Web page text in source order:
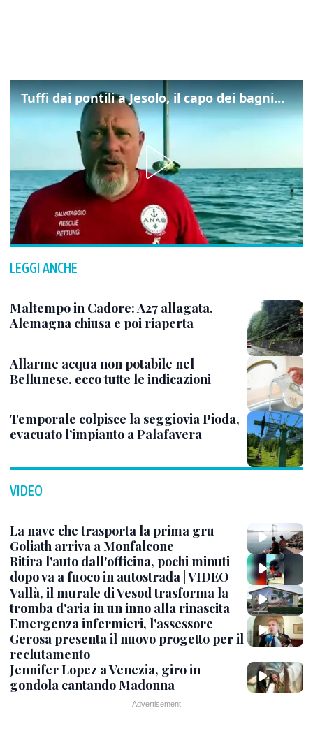
Tuffi dai pontili a Jesolo, il capo dei bagnini: "L'impegno di tutti per evitare altre tragedie"
LEGGI ANCHE
Maltempo in Cadore: A27 allagata,
Alemagna chiusa e poi riaperta
Allarme acqua non potabile nel
Bellunese, ecco tutte le indicazioni
Temporale colpisce la seggiovia Pioda,
evacuato l’impianto a Palafavera
VIDEO
La nave che trasporta la prima gru
Goliath arriva a Monfalcone
Ritira l'auto dall'officina, pochi minuti
dopo va a fuoco in autostrada | VIDEO
Vallà, il murale di Vesod trasforma la
tromba d'aria in un inno alla rinascita
Emergenza infermieri, l'assessore
Gerosa presenta il nuovo progetto per il
reclutamento
Jennifer Lopez a Venezia, giro in
gondola cantando Madonna